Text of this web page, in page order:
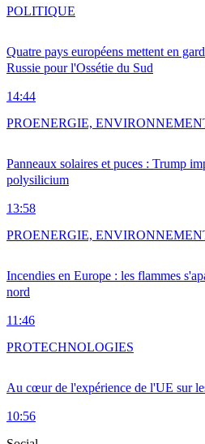
Quatre pays européens mettent en
Russie pour l'Ossétie du Sud
14:44
POLITIQUE
Panneaux solaires et puces : Trump
polysilicium
13:58
PROENERGIE,
Incendies en Europe : les flammes
nord
11:46
PROENERGIE,
Au cœur de l'expérience de l'UE sur
10:56
PROTECHNOLOGIES